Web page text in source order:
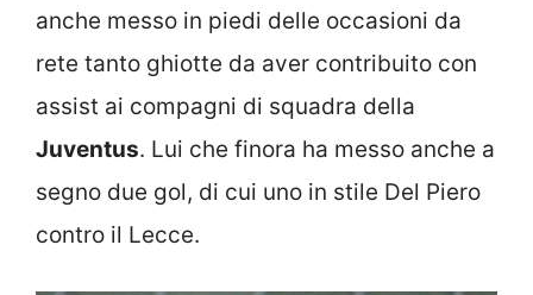
anche messo in piedi delle occasioni da
rete tanto ghiotte da aver contribuito con
assist ai compagni di squadra della
Juventus. Lui che finora ha messo anche a
segno due gol, di cui uno in stile Del Piero
contro il Lecce.